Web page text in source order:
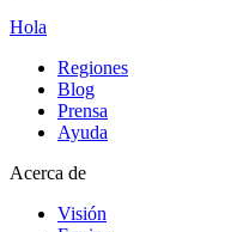
Hola
Regiones
Blog
Prensa
Ayuda
Acerca de
Visión